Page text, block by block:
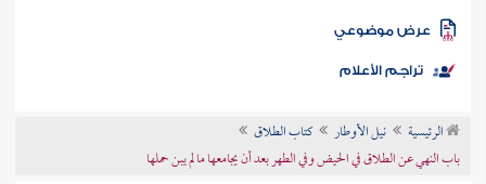
الكتب
موضوعي
تراجم الأعلام
الرئيسية نيل الأوطار
كتاب الطلاق
باب النهي عن الطلاق في الحيض وفي الطهر بعد أن يجامعها ما لم يبن حملها